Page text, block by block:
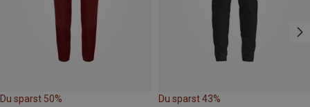
Du sparst 50% Du sparst 43%